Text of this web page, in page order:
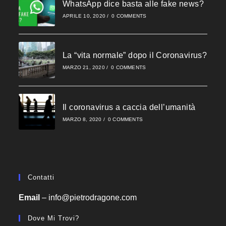
WhatsApp dice basta alle fake news?
APRILE 10, 2020 / 0 COMMENTS
La “vita normale” dopo il Coronavirus?
MARZO 21, 2020 / 0 COMMENTS
Il coronavirus a caccia dell’umanità
MARZO 8, 2020 / 0 COMMENTS
Contatti
Email – info@pietrodragone.com
Dove Mi Trovi?